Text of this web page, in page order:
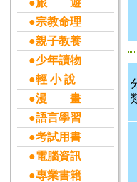
●旅 遊
●宗教命理
●親子教養
●少年讀物
●輕 小 說
●漫 畫
●語言學習
●考試用書
●電腦資訊
●專業書籍